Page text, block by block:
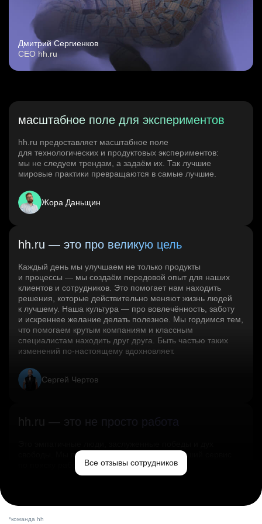
Дмитрий Сергиенков
CEO hh.ru
масштабное поле для экспериментов
hh.ru предоставляет масштабное поле
для технологических и продуктовых экспериментов:
мы не следуем трендам, а задаём их. Так лучшие
мировые практики превращаются в самые лучшие.
Жора Даньщин
hh.ru — это про великую цель
Каждый день мы улучшаем не только продукты
и процессы — мы создаём передовой опыт для наших
клиентов и сотрудников. Это помогает нам находить
решения, которые действительно меняют жизнь людей
к лучшему. Наша культура — про вовлечённость, заботу
и искреннее желание делать полезное. Мы гордимся тем,
что помогаем крутым компаниям и классным
специалистам находить друг друга. Быть частью таких
изменений по‑настоящему вдохновляет.
Сергей Чертов
hh.ru — это не просто работа
свободы. Мы помогаем миру и создаём лучший сервис
по поиску работы в стране.Все отзывы сотрудников
*команда hh